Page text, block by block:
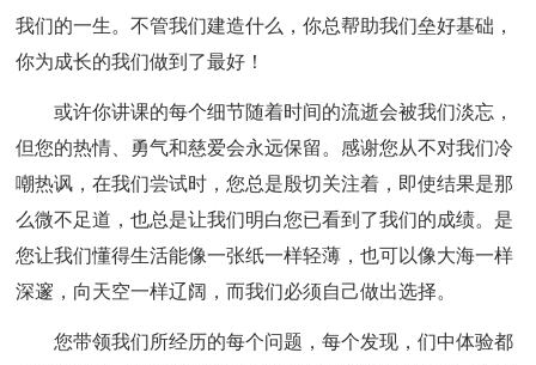
我们的一生。不管我们建造什么，你总帮助我们垒好基础，
你为成长的我们做到了最好！
或许你讲课的每个细节随着时间的流逝会被我们淡忘，
但您的热情、勇气和慈爱会永远保留。感谢您从不对我们冷
嘲热讽，在我们尝试时，您总是殷切关注着，即使结果是那
么微不足道，也总是让我们明白您已看到了我们的成绩。是
您让我们懂得生活能像一张纸一样轻薄，也可以像大海一样
深邃，向天空一样辽阔，而我们必须自己做出选择。
您带领我们所经历的每个问题，每个发现，们中体验都